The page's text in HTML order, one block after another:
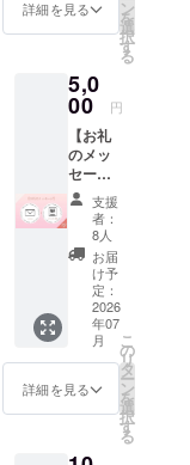
を送付
メン
バー証
（デジ
タル）
※支援者
様ご本
人の参
加では
なく、
「誰か
の体験
を支え
る」支
援枠で
す ※本
ンに１
口支援
してい
ん達は
無報酬
で協力
してく
れてい
ます。
交通費
の一部
しかお
支払い
できて
いませ
ん。 今
回は
「きち
んと対
価を届
詳細を見る ン
を
選
択
す
る
5,0
00 円
【お礼
のメッ
セー
ジ】 感
謝の気
持ちを
込め
て、下
記をお
送りい
たしま
す。 ・
お礼の
メッ
セージ
をお送
す。 ・
支援
者：
8人
お届
け予
定：
2026
年07
月
詳細を見る
こ
の
リ
タ
ー
ン
を
選
択
す
る